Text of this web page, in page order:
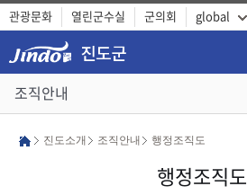
관광문화 열린군수실 군의회 global
조직안내
진도소개 조직안내 행정조직도
행정조직도